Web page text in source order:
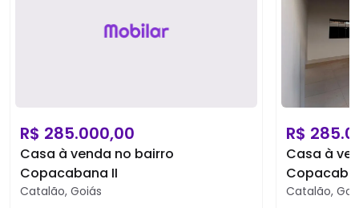
R$ 285.000,00
Casa à venda no bairro
Copacabana II
Catalão, Goiás
R$
Casa à
Catalão,